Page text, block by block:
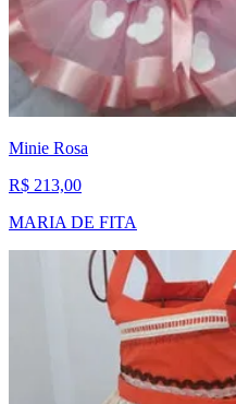
Minie Rosa
R$ 213,00
MARIA DE FITA